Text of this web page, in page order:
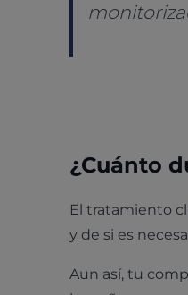
¿Cuánto
El tratamiento
y de si es
Aun así, tu